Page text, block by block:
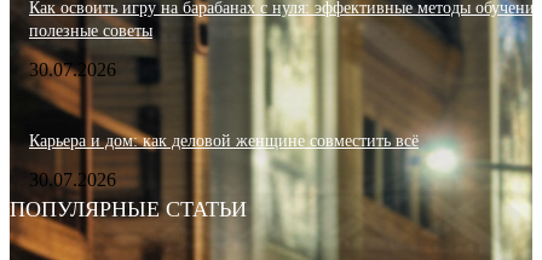
Как освоить игру на барабанах с нуля: эффективные методы
полезные советы
30.07.2026
Карьера и дом: как деловой женщине совместить всё
30.07.2026
ПОПУЛЯРНЫЕ СТАТЬИ